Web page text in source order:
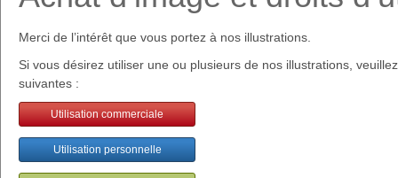
Merci de l’intérêt que vous portez à nos illustrations.
Si vous désirez utiliser une ou plusieurs de nos illustrations,
suivantes :
Utilisation commerciale
Utilisation personnelle